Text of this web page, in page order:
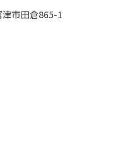
市田倉865-1